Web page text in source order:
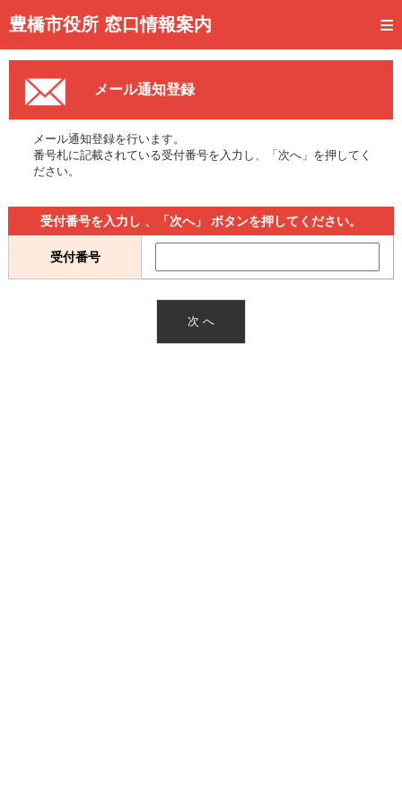
豊橋市役所 窓口情報案内
トップページ
事前予約
予約状況確認
窓口混雑状況
待ち状況確認
メール通知登録
メール通知登録
メール通知登録を行います。
番号札に記載されている受付番号を入力し、「次へ」を押してく
ださい。
受付番号を入力し 、「次へ」 ボタンを押してください。
受付番号